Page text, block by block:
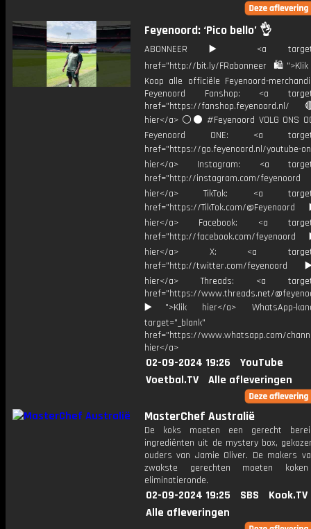
Feyenoord: ‘Pico bello’ 👌
ABONNEER ▶️ <a
href="http://bit.ly/FRabonneer
Koop alle officiële Feyenoord-
Feyenoord Fanshop: <a
href="https://
hier</a> ⚪️⚫ #Feyenoord VOLG ONS
Feyenoord ONE: <a
href="https://go.feyenoord.nl/youtube-
hier</a> Instagram: <a
href="http://instagram.com/
hier</a> TikTok: <a
href="https://TikTok.com/
hier</a> Facebook: <a
href="http://facebook.com/
hier</a> X: <a
href="http://twitter.com/
hier</a> Threads: <a
href="https://www.threads.net/
▶️">Klik hier</a> WhatsApp-
target="_blank"
href="https://www.whatsapp.com/
hier</a>
02-09-2024 19:26
YouTube
Voetbal.TV
Alle afleveringen
MasterChef Australië
De koks moeten een ​​gerecht
ingrediënten uit de mystery box,
ouders van Jamie Oliver. De makers
zwakste gerechten moeten
eliminatieronde.
02-09-2024 19:25 SBS
Kook.TV
Alle afleveringen